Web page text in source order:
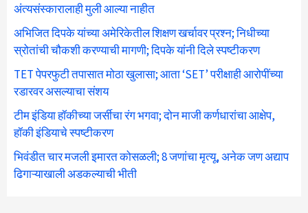
अंत्यसंस्कारालाही मुली आल्या नाहीत
अभिजित दिपके यांच्या अमेरिकेतील शिक्षण खर्चावर प्रश्न; निधीच्या
स्रोतांची चौकशी करण्याची मागणी; दिपके यांनी दिले स्पष्टीकरण
TET पेपरफुटी तपासात मोठा खुलासा; आता ‘SET’ परीक्षाही आरोपींच्या
रडारवर असल्याचा संशय
टीम इंडिया हॉकीच्या जर्सीचा रंग भगवा; दोन माजी कर्णधारांचा आक्षेप,
हॉकी इंडियाचे स्पष्टीकरण
भिवंडीत चार मजली इमारत कोसळली; 8 जणांचा मृत्यू, अनेक जण अद्याप
ढिगाऱ्याखाली अडकल्याची भीती